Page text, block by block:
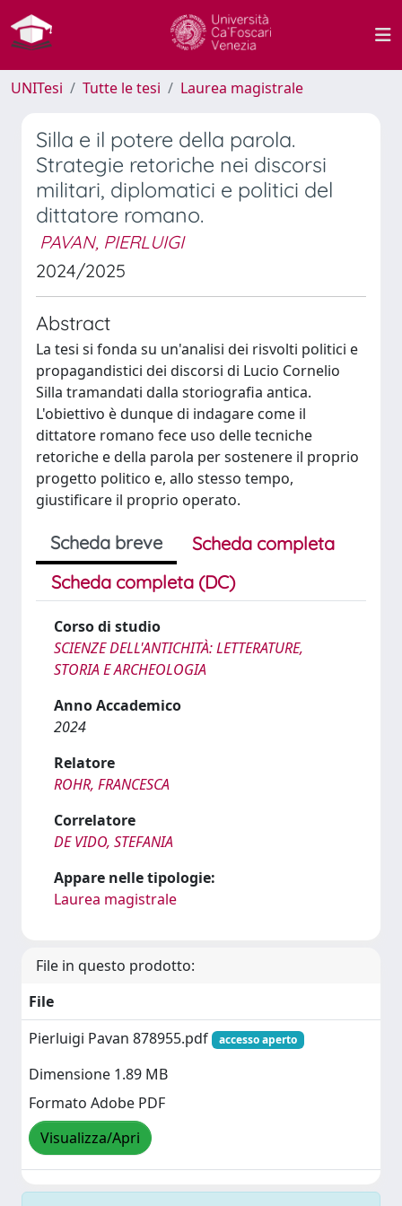
UNITesi Tutte le tesi Laurea magistrale
Silla e il potere della parola.
Strategie retoriche nei discorsi
militari, diplomatici e politici del
dittatore romano.
PAVAN, PIERLUIGI
2024/2025
Abstract
La tesi si fonda su un'analisi dei risvolti politici e
propagandistici dei discorsi di Lucio Cornelio
Silla tramandati dalla storiografia antica.
L'obiettivo è dunque di indagare come il
dittatore romano fece uso delle tecniche
retoriche e della parola per sostenere il proprio
progetto politico e, allo stesso tempo,
giustificare il proprio operato.
Scheda breve
Scheda completa
Scheda completa (DC)
Corso di studio
SCIENZE DELL'ANTICHITÀ: LETTERATURE,
STORIA E ARCHEOLOGIA
Anno Accademico
2024
Relatore
ROHR, FRANCESCA
Correlatore
DE VIDO, STEFANIA
Appare nelle tipologie:
Laurea magistrale
File in questo prodotto:
File
Pierluigi Pavan 878955.pdf
accesso aperto
Dimensione 1.89 MB
Formato Adobe PDF
Visualizza/Apri